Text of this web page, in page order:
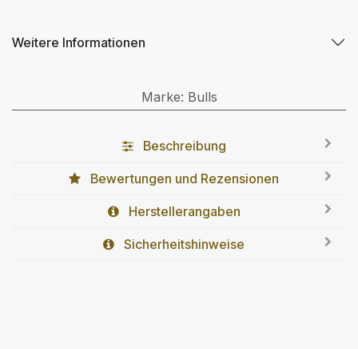
Weitere Informationen
Marke: Bulls
Beschreibung
Bewertungen und Rezensionen
Herstellerangaben
Sicherheitshinweise